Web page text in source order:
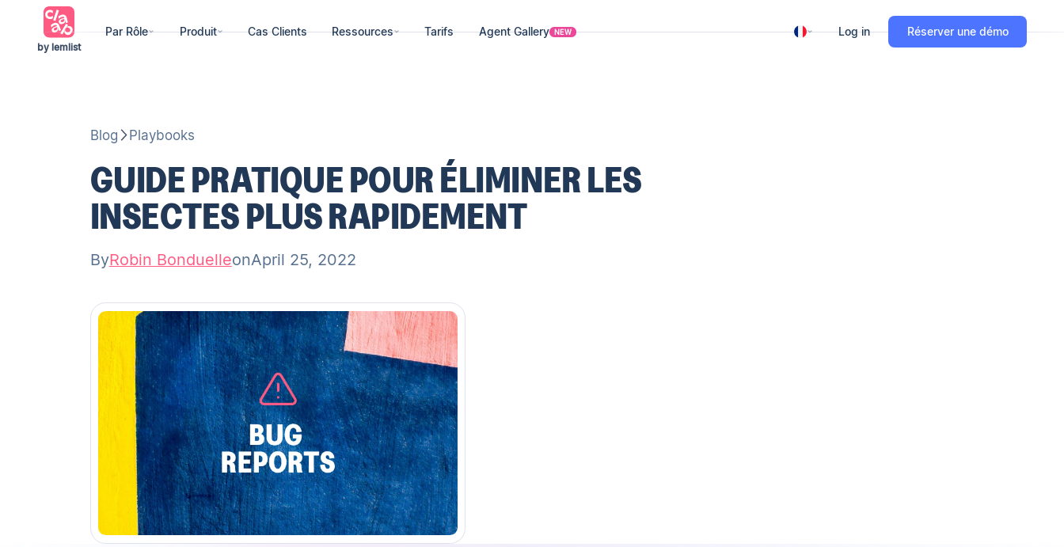
by lemlist
Par Rôle Produit Cas Clients Ressources Tarifs Agent Gallery NEW Log in Réserver une démo
Blog Playbooks
GUIDE PRATIQUE POUR ÉLIMINER LES
INSECTES PLUS RAPIDEMENT
ByRobin BonduelleonApril 25, 2022